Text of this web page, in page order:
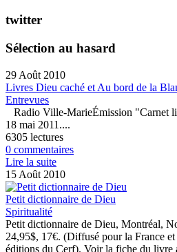
twitter
Sélection au hasard
29 Août 2010
Livres Dieu caché et Au bord de la
Entrevues
Radio Ville-MarieÉmission "Carnet
18 mai 2011....
6305 lectures
0 commentaires
Lire la suite
15 Août 2010
Petit dictionnaire de Dieu
Spiritualité
Petit dictionnaire de Dieu, Montréal,
24,95$, 17€. (Diffusé pour la France
éditions du Cerf). Voir la fiche du livre